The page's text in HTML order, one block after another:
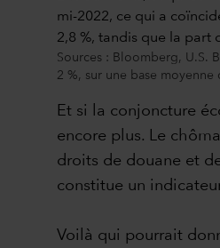
Sources : Bloomberg, U.S.
2 %, sur une base moyenne
Et si la conjoncture
encore plus. Le
droits de douane et
constitue un
Voilà qui pourrait